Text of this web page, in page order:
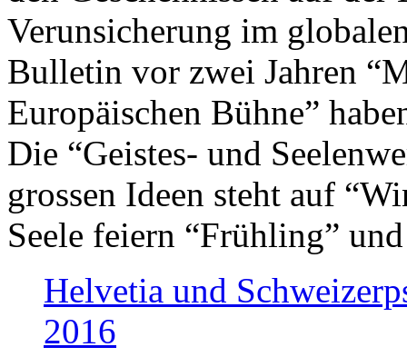
Verunsicherung im
Bulletin vor zwei Jahren
Europäischen Bühne”
Die “Geistes- und
grossen Ideen steht auf
Seele feiern “Frühling”
Helvetia und
2016